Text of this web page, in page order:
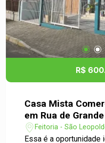
R$
Casa Mista
em Rua de
Feitoria - São
Essa é a oportunidade